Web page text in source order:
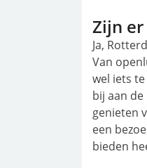
Zijn
Ja,
Van
wel iets
bij aan
genieten
een
bieden